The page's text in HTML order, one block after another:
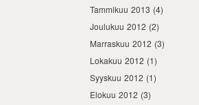
Tammikuu 2013 (4)
Joulukuu 2012 (2)
Marraskuu 2012 (3)
Lokakuu 2012 (1)
Syyskuu 2012 (1)
Elokuu 2012 (3)